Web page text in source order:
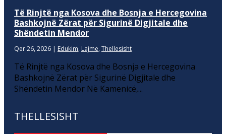
Të Rinjtë nga Kosova dhe Bosnja e Hercegovina
Bashkojnë Zërat për Sigurinë Digjitale dhe
Shëndetin Mendor
Qer 26, 2026 | Edukim, Lajme, Thellesisht
Të Rinjtë nga Kosova dhe Bosnja e Hercegovina
Bashkojnë Zërat për Sigurinë Digjitale dhe
Shëndetin Mendor Në Kamenicë,...
THELLESISHT